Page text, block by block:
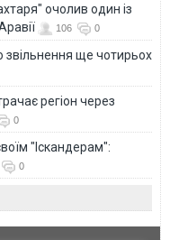
очолив один із
106 0
звільнення ще чотирьох
регіон через
0
"Іскандерам":
0